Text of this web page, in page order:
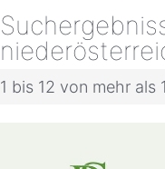
1 bis 12 von mehr als